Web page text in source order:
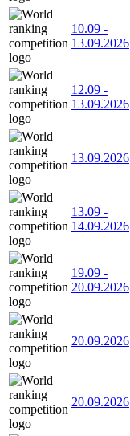
10.09 -
13.09.2026
12.09 -
13.09.2026
13.09.2026
13.09 -
14.09.2026
19.09 -
20.09.2026
20.09.2026
20.09.2026